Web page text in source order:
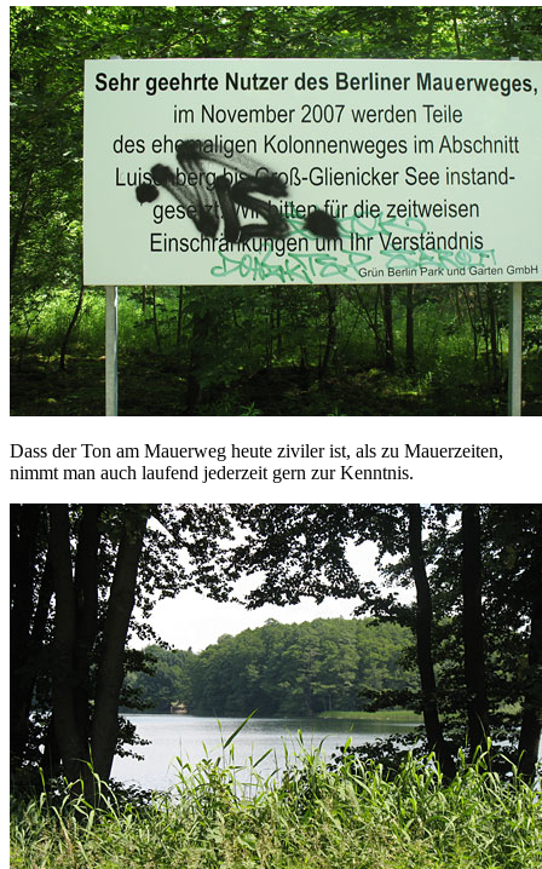
Dass der Ton am Mauerweg heute ziviler ist, als zu Mauerzeiten,
nimmt man auch laufend jederzeit gern zur Kenntnis.